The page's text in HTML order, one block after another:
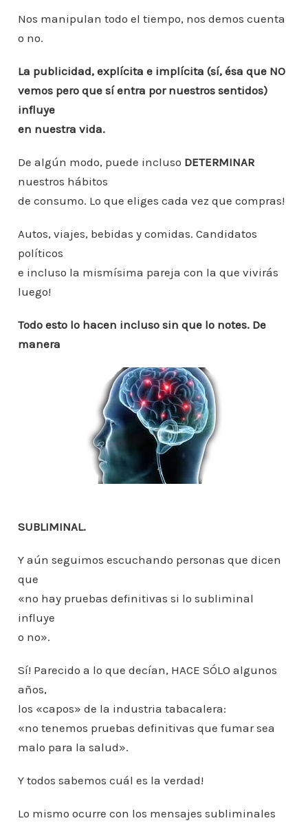
k
r
Nos manipulan todo el tiempo, nos demos cuenta
o no.
La publicidad, explícita e implícita (sí, ésa que NO
vemos pero que sí entra por nuestros sentidos)
influye
en nuestra vida.
De algún modo, puede incluso DETERMINAR
nuestros hábitos
de consumo. Lo que eliges cada vez que compras!
Autos, viajes, bebidas y comidas. Candidatos
políticos
e incluso la mismísima pareja con la que vivirás
luego!
Todo esto lo hacen incluso sin que lo notes. De
manera
SUBLIMINAL.
Y aún seguimos escuchando personas que dicen
que
«no hay pruebas definitivas si lo subliminal
influye
o no».
Sí! Parecido a lo que decían, HACE SÓLO algunos
años,
los «capos» de la industria tabacalera:
«no tenemos pruebas definitivas que fumar sea
malo para la salud».
Y todos sabemos cuál es la verdad!
Lo mismo ocurre con los mensajes subliminales